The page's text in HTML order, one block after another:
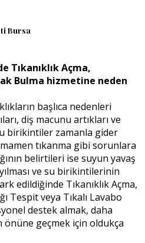
Bursa
Tıkanıklık Açma,
Bulma hizmetine neden
başlıca nedenleri
diş macunu artıkları ve
birikintiler zamanla gider
tıkanma gibi sorunlara
belirtileri ise suyun yavaş
ve su birikintilerinin
edildiğinde Tıkanıklık Açma,
Tespit veya Tıkalı Lavabo
destek almak, daha
önüne geçmek için oldukça